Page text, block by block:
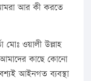
আর কী করতে
মোঃ ওয়ালী উল্লাহ
কাছে কোনো
আইনগত ব্যবস্থা